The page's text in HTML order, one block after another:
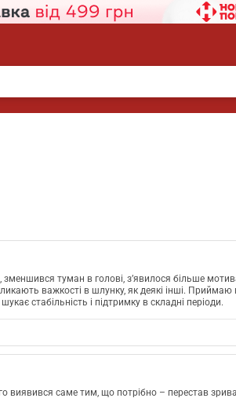
туман в голові, з’явилося більше
важкості в шлунку, як деякі інші. Приймаю
стабільність і підтримку в складні періоди.
саме тим, що потрібно – перестав